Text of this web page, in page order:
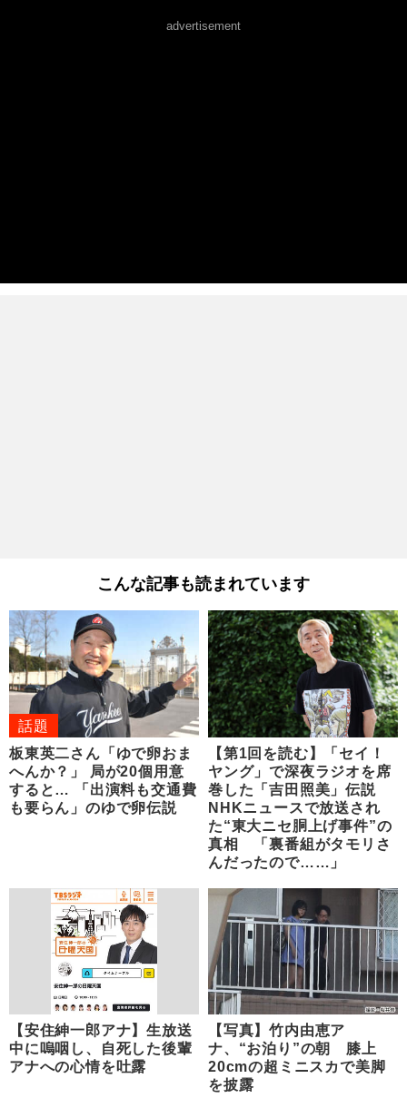
advertisement
こんな記事も読まれています
話題
板東英二さん「ゆで卵おま
へんか？」 局が20個用意
すると… 「出演料も交通費
も要らん」のゆで卵伝説
【第1回を読む】「セイ！
ヤング」で深夜ラジオを席
巻した「吉田照美」伝説
NHKニュースで放送され
た“東大ニセ胴上げ事件”の
真相 「裏番組がタモリさ
んだったので……」
【安住紳一郎アナ】生放送
中に嗚咽し、自死した後輩
アナへの心情を吐露
【写真】竹内由恵ア
ナ、“お泊り”の朝 膝上
20cmの超ミニスカで美脚
を披露